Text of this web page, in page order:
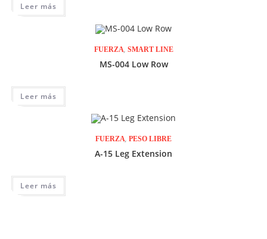
Leer más
FUERZA, SMART LINE
MS-004 Low Row
Leer más
FUERZA, PESO LIBRE
A-15 Leg Extension
Leer más